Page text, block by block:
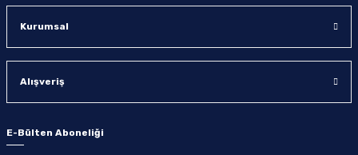
Kurumsal
Alışveriş
E-Bülten Aboneliği